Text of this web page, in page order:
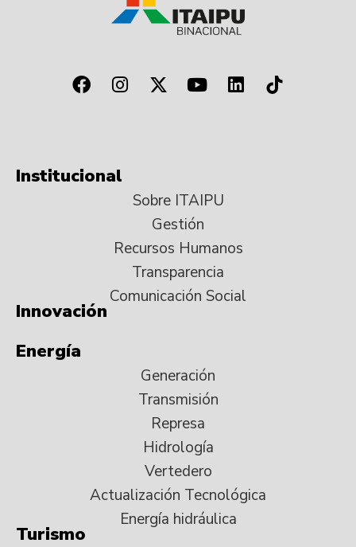
Institucional
Sobre ITAIPU
Gestión
Recursos Humanos
Transparencia
Comunicación Social
Innovación
Energía
Generación
Transmisión
Represa
Hidrología
Vertedero
Actualización Tecnológica
Energía hidráulica
Turismo